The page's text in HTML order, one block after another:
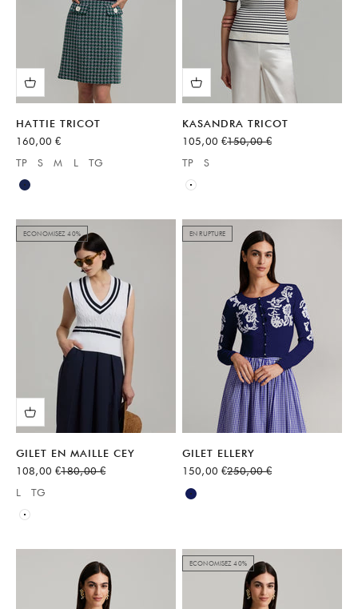
HATTIE TRICOT
Prix de vente
160,00 €
Available sizes:
TP S M L TG
Bleu
KASANDRA TRICOT
Prix de vente
105,00 €Prix normal
150,00 €
Available sizes:
TP S
Blanc
ECONOMISEZ 40%
GILET EN MAILLE CEY
Prix de vente
108,00 €Prix normal
180,00 €
Available sizes:
L TG
Blanc
EN RUPTURE
GILET ELLERY
Prix de vente
150,00 €Prix normal
250,00 €
Available sizes:
Bleu
ECONOMISEZ 40%